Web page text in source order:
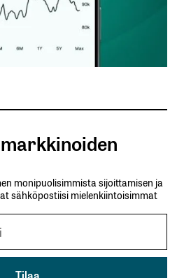
uutiskirje
monipuolisimmista sijoittamisen ja
sähköpostiisi mielenkiintoisimmat